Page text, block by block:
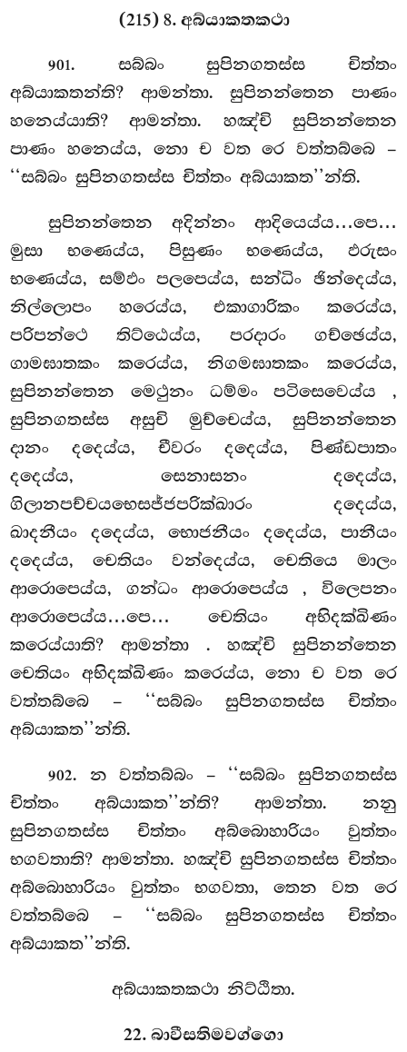
(215) 8. අබ්යාකතකථා
901. සබ්බංසුපිනගතස්ස චිත්තං
අබ්යාකතන්ති? ආමන්තා. සුපිනන්තෙන පාණං
හනෙය්යාති? ආමන්තා. හඤ්චි සුපිනන්තෙන
පාණං හනෙය්ය, නො ච වත රෙ වත්තබ්බෙ –
‘‘සබ්බං සුපිනගතස්ස චිත්තං අබ්යාකත’’න්ති.
සුපිනන්තෙන අදින්නං ආදියෙය්ය…පෙ…
මුසා භණෙය්ය, පිසුණං භණෙය්ය, ඵරුසං
භණෙය්ය, සම්ඵං පලපෙය්ය, සන්ධිං ඡින්දෙය්ය,
නිල්ලොපං හරෙය්ය, එකාගාරිකං කරෙය්ය,
පරිපන්ථෙ තිට්ඨෙය්ය, පරදාරං ගච්ඡෙය්ය,
ගාමඝාතකං කරෙය්ය, නිගමඝාතකං කරෙය්ය,
සුපිනන්තෙන මෙථුනං ධම්මං පටිසෙවෙය්ය ,
සුපිනගතස්ස අසුචි මුච්චෙය්ය, සුපිනන්තෙන
දානං දදෙය්ය, චීවරං දදෙය්ය, පිණ්ඩපාතං
දදෙය්ය, සෙනාසනං දදෙය්ය,
ගිලානපච්චයභෙසජ්ජපරික්ඛාරං දදෙය්ය,
ඛාදනීයං දදෙය්ය, භොජනීයං දදෙය්ය, පානීයං
දදෙය්ය, චෙතියං වන්දෙය්ය, චෙතියෙ මාලං
ආරොපෙය්ය, ගන්ධං ආරොපෙය්ය, විලෙපනං
ආරොපෙය්ය…පෙ… චෙතියං අභිදක්ඛිණං
කරෙය්යාති? ආමන්තා . හඤ්චි සුපිනන්තෙන
චෙතියං අභිදක්ඛිණං කරෙය්ය, නො ච වත රෙ
වත්තබ්බෙ – ‘‘සබ්බං සුපිනගතස්ස චිත්තං
අබ්යාකත’’න්ති.
902. න වත්තබ්බං – ‘‘සබ්බං සුපිනගතස්ස
චිත්තං අබ්යාකත’’න්ති? ආමන්තා. නනු
සුපිනගතස්ස චිත්තං අබ්බොහාරියං වුත්තං
භගවතාති? ආමන්තා. හඤ්චි සුපිනගතස්ස චිත්තං
අබ්බොහාරියං වුත්තං භගවතා, තෙන වත රෙ
වත්තබ්බෙ – ‘‘සබ්බං සුපිනගතස්ස චිත්තං
අබ්යාකත’’න්ති.
අබ්යාකතකථා නිට්ඨිතා.
22. බාවීසතිමවග්ගො